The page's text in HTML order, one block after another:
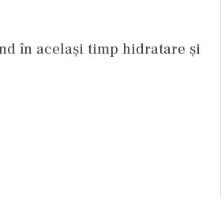
în același timp hidratare și